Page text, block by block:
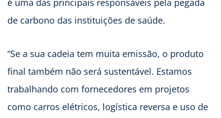
é uma das principais responsáveis pela pegada
de carbono das instituições de saúde.
“Se a sua cadeia tem muita emissão, o produto
final também não será sustentável. Estamos
trabalhando com fornecedores em projetos
como carros elétricos, logística reversa e uso de